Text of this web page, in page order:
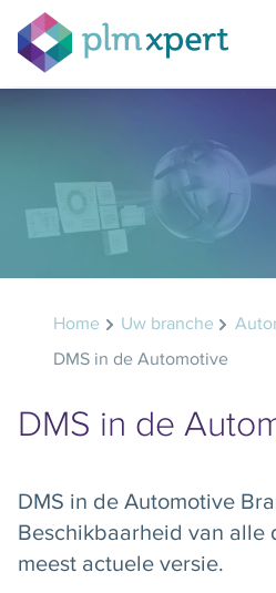
Home Uw branche
DMS in de Automotive
DMS in de
DMS in de Automotive
Beschikbaarheid van alle
meest actuele versie.